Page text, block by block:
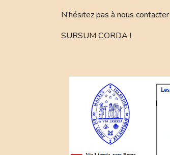
N’hésitez pas à nous
SURSUM CORDA !